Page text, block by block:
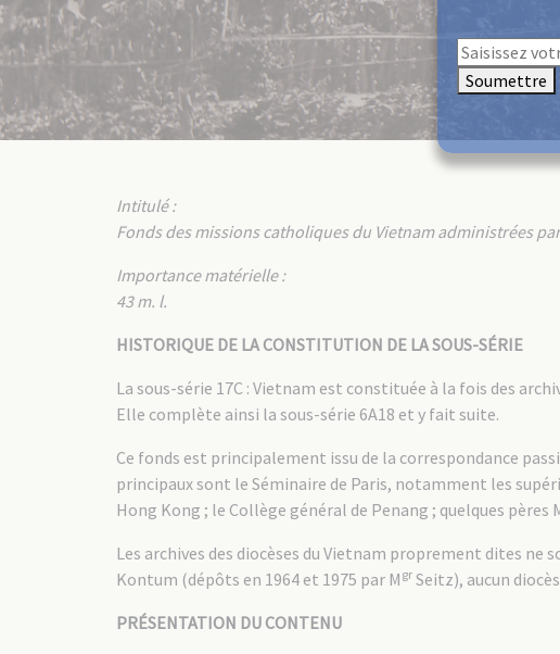
Intitulé :
Fonds des missions catholiques du Vietnam administrées
Importance matérielle :
43 m. l.
HISTORIQUE DE LA CONSTITUTION DE LA SOUS-SÉRIE
La sous-série 17C : Vietnam est constituée à la fois des
Elle complète ainsi la sous-série 6A18 et y fait suite.
Ce fonds est principalement issu de la correspondance
principaux sont le Séminaire de Paris, notamment les
Hong Kong ; le Collège général de Penang ; quelques pères
Les archives des diocèses du Vietnam proprement dites ne
Kontum (dépôts en 1964 et 1975 par M grSeitz), aucun
PRÉSENTATION DU CONTENU
Soumettre